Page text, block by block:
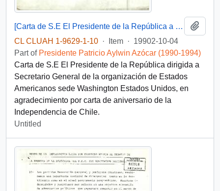
[Carta de S.E El Presidente de la República a Secretario General organización de Estados Americanos]
CL CLUAH 1-9629-1-10 · Item · 19902-10-04
Part of Presidente Patricio Aylwin Azócar (1990-1994)
Carta de S.E El Presidente de la República dirigida a
Secretario General de la organización de Estados
Americanos sede Washington Estados Unidos, en
agradecimiento por carta de aniversario de la
Independencia de Chile.
Untitled